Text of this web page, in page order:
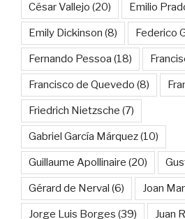
César Vallejo (20) Emilio
Emily Dickinson (8) Federico
Fernando Pessoa (18)
Francisco de Quevedo (8)
Friedrich Nietzsche (7)
Gabriel García Márquez(10)
Guillaume Apollinaire (20)
Gérard de Nerval (6) Joan
Jorge Luis Borges (39) Juan